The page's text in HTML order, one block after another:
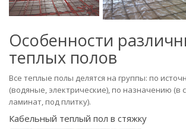
Особенности
теплых полов
Все теплые полы делятся на группы: по
(водяные, электрические), по назначению (в
ламинат, под плитку).
Кабельный теплый пол в стяжку